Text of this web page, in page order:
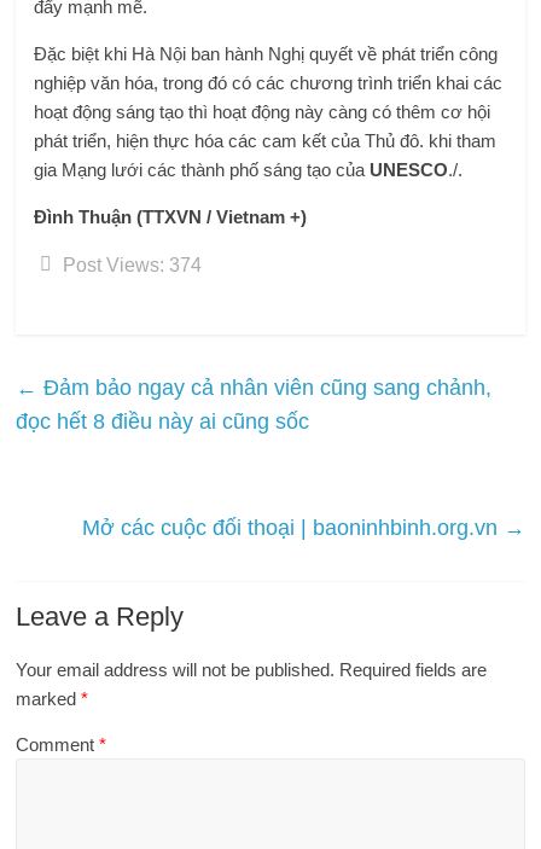
đẩy mạnh mẽ.
Đặc biệt khi Hà Nội ban hành Nghị quyết về phát triển công
nghiệp văn hóa, trong đó có các chương trình triển khai các
hoạt động sáng tạo thì hoạt động này càng có thêm cơ hội
phát triển, hiện thực hóa các cam kết của Thủ đô. khi tham
gia Mạng lưới các thành phố sáng tạo của UNESCO./.
Đình Thuận (TTXVN / Vietnam +)
Post Views: 374
← Đảm bảo ngay cả nhân viên cũng sang chảnh,
đọc hết 8 điều này ai cũng sốc
Mở các cuộc đối thoại | baoninhbinh.org.vn →
Leave a Reply
Your email address will not be published. Required fields are
marked*
Comment*